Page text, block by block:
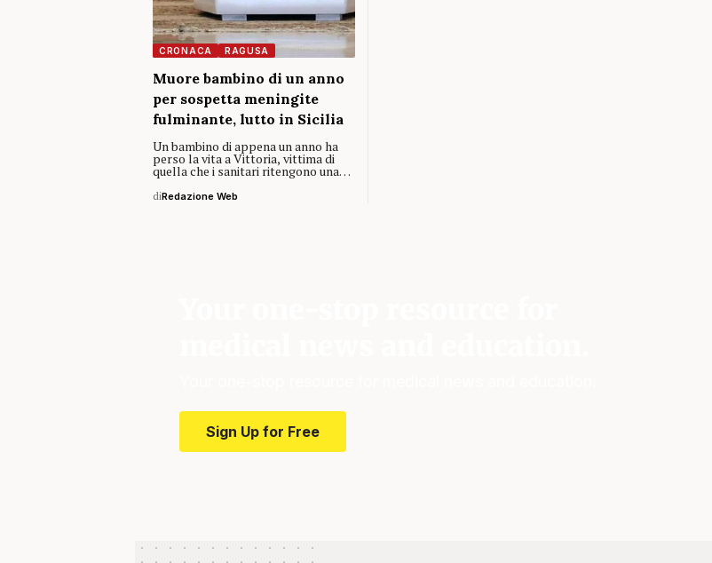
CRONACA RAGUSA
Muore bambino di un anno
per sospetta meningite
fulminante, lutto in Sicilia
Un bambino di appena un anno ha
perso la vita a Vittoria, vittima di
quella che i sanitari ritengono una…
diRedazione Web
Sign Up for Free